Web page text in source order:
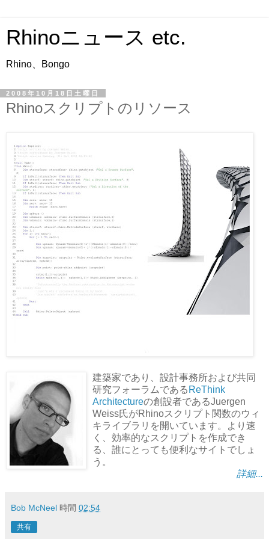
Rhinoニュース etc.
Rhino、Bongo
2008年10月18日土曜日
Rhinoスクリプトのリソース
建築家であり、設計事務所および共同
研究フォーラムである ReThink
Architectureの創設者であるJuergen
Weiss氏がRhinoスクリプト関数のウィ
キライブラリを開いています。より速
く、効率的なスクリプトを作成でき
る、誰にとっても便利なサイトでしょ
う。
詳細...
Bob McNeel 時間 02:54
共有